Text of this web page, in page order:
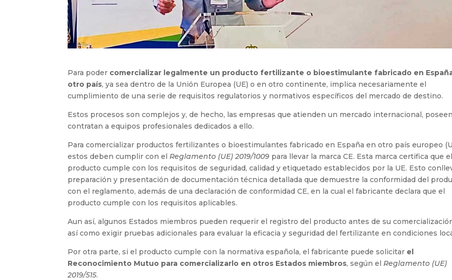
Para poder comercializar legalmente un producto fertilizante o bioestimulante fabricado en
otro país, ya sea dentro de la Unión Europea (UE) o en otro continente, implica necesariamente el
cumplimiento de una serie de requisitos regulatorios y normativos específicos del mercado de destino.
Estos procesos son complejos y, de hecho, las empresas que atienden un mercado internacional,
contratan a equipos profesionales dedicados a ello.
Para comercializar productos fertilizantes o bioestimulantes fabricado en España en otro país europeo
estos deben cumplir con elReglamento (UE) 2019/1009 para llevar la marca CE. Esta marca certifica que el
producto cumple con los requisitos de seguridad, calidad y etiquetado establecidos por la UE. Esto
preparación y presentación de documentación técnica detallada que demuestre la conformidad del
con el reglamento, además de una declaración de conformidad CE, en la cual el fabricante declara que el
producto cumple con los requisitos aplicables.
Aun así, algunos Estados miembros pueden requerir el registro del producto antes de su
así como exigir pruebas adicionales para evaluar la eficacia y seguridad del fertilizante en condiciones
Por otra parte, si el producto cumple con la normativa española, el fabricante puede solicitar el
Reconocimiento Mutuo para comercializarlo en otros Estados miembros, según elReglamento (UE)
2019/515.